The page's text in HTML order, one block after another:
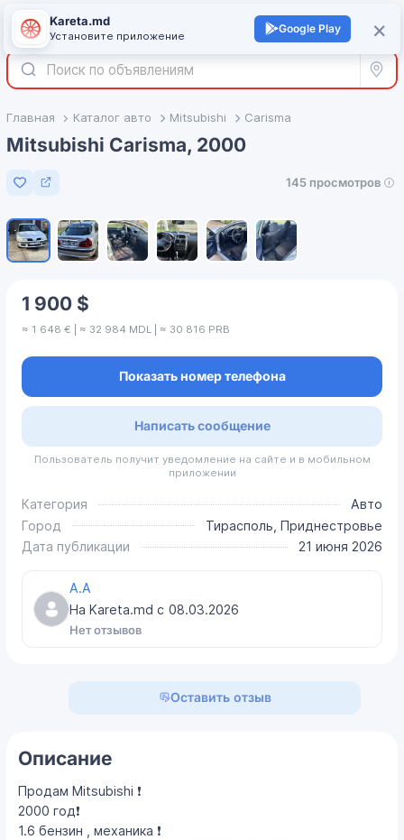
Войти +
Все
Главная Каталог авто Mitsubishi Carisma
Mitsubishi Carisma, 2000
Добавить в избранное
145 просмотров
1 900 $
≈ 1 648 € | ≈ 32 984 MDL | ≈ 30 816 PRB
Показать номер телефона
Написать сообщение
Пользователь получит уведомление на сайте и в мобильном
приложении
Категория
Авто
Город
Тирасполь, Приднестровье
Дата публикации
21 июня 2026
A.A
На Kareta.md с 08.03.2026
Нет отзывов
Оставить отзыв
Описание
Продам Mitsubishi ❗️
2000 год❗️
1.6 бензин , механика ❗️
×
Kareta.md
Установите приложение
Google Play